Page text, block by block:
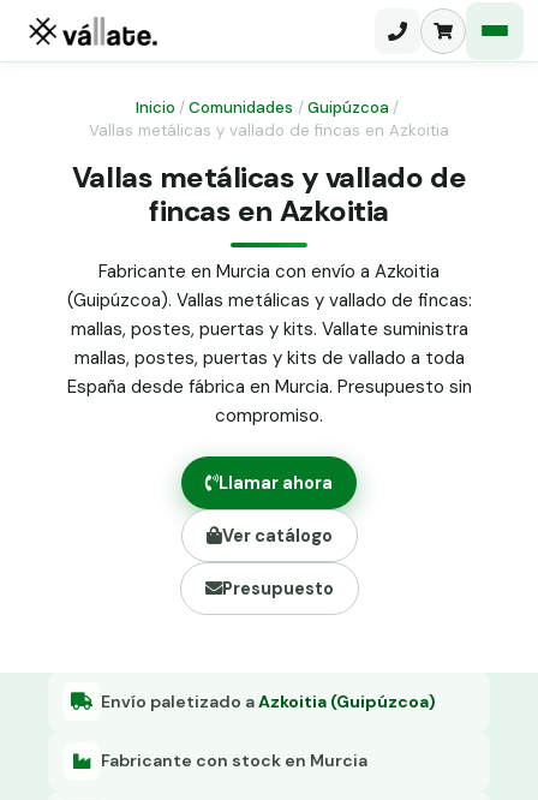
Malla ganadera
Malla simple torsión
Malla triple torsión
Panel malla H.
Puerta abatible dos hojas
Puerta acceso peatonal
Poste malla Hércules
Poste malla simple torsión
Alambre de espino galvanizado
Abrazadera PVC malla H.
Grapa malla H.
Grapadora
Tensor galvanizado
Inicio /Comunidades / Guipúzcoa /
Vallas metálicas y vallado de fincas en Azkoitia
Vallas metálicas y vallado de
fincas en Azkoitia
Fabricante en Murcia con envío a Azkoitia
(Guipúzcoa). Vallas metálicas y vallado de fincas:
mallas, postes, puertas y kits. Vallate suministra
mallas, postes, puertas y kits de vallado a toda
España desde fábrica en Murcia. Presupuesto sin
compromiso.
Llamar ahora
Ver catálogo
Presupuesto
Envío paletizado aAzkoitia (Guipúzcoa)
Fabricante con stock en Murcia